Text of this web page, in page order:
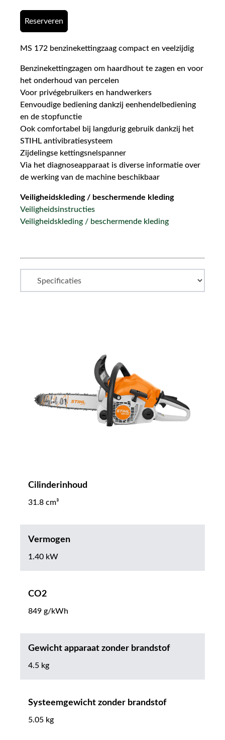
Reserveren
MS 172 benzinekettingzaag compact en veelzijdig
Benzinekettingzagen om haardhout te zagen en voor
het onderhoud van percelen
Voor privégebruikers en handwerkers
Eenvoudige bediening dankzij eenhendelbediening
en de stopfunctie
Ook comfortabel bij langdurig gebruik dankzij het
STIHL antivibratiesysteem
Zijdelingse kettingsnelspanner
Via het diagnoseapparaat is diverse informatie over
de werking van de machine beschikbaar
Veiligheidskleding / beschermende kleding
Veiligheidsinstructies
Veiligheidskleding / beschermende kleding
Cilinderinhoud
31.8 cm³
Vermogen
1.40 kW
CO2
849 g/kWh
Gewicht apparaat zonder brandstof
4.5 kg
Systeemgewicht zonder brandstof
5.05 kg